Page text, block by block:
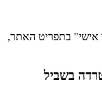
אישי" בתפריט האתר,
בשביל